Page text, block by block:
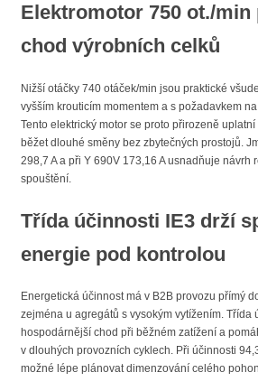
Elektromotor 750 ot./
chod výrobních celků
Nižší otáčky 740 otáček/min jsou praktické
vyšším krouticím momentem a s požadavkem
Tento elektrický motor se proto přirozeně
běžet dlouhé směny bez zbytečných prostojů.
298,7 A a při Y 690V 173,16 A usnadňuje návrh
spouštění.
Třída účinnosti IE3 drží
energie pod kontrolou
Energetická účinnost má v B2B provozu přímý
zejména u agregátů s vysokým vytížením. Třída
hospodárnější chod při běžném zatížení a
v dlouhých provozních cyklech. Při účinnosti
možné lépe plánovat dimenzování celého